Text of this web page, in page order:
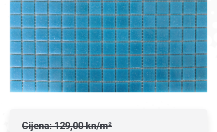
Cijena: 129,00 kn/m²